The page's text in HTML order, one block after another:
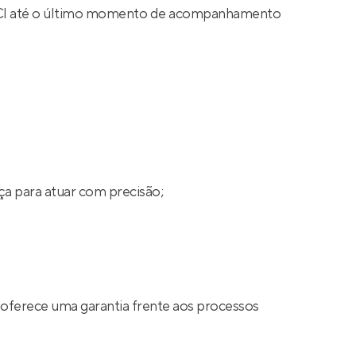
até o último momento de acompanhamento
para atuar com precisão;
uma garantia frente aos processos